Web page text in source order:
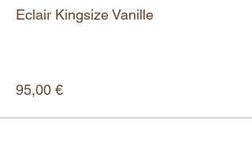
Eclair Kingsize Vanille
95,00 €